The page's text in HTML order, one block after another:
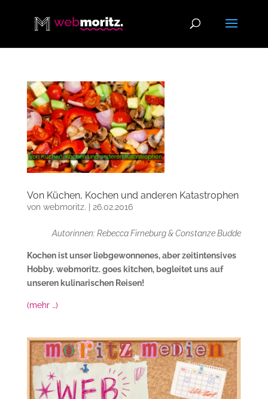
Von Küchen, Kochen und anderen Katastrophen
von webmoritz. 26.02.2016
Autorinnen: Rebecca Firneburg & Constanze Budde
Kochen ist unser liebgewonnenes, aber zeitintensives
Hobby. webmoritz. goes kitchen, begleitet uns auf
unseren kulinarischen Reisen!
(mehr …)